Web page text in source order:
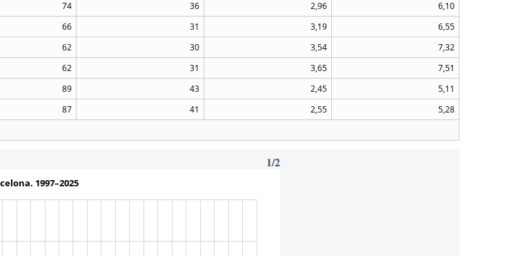
74 36 2,96
6,10
66 31 3,19
6,55
62 30 3,54
7,32
62 31 3,65
7,51
89 43 2,45
5,11
87 41 2,55
5,28